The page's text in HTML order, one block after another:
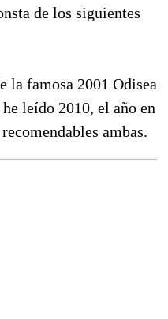
de los siguientes
la famosa 2001 Odisea
leído 2010, el año en
ambas.